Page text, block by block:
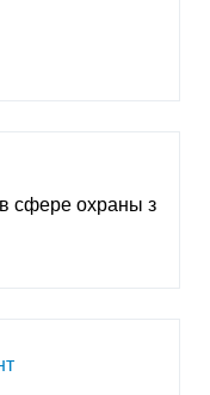
сфере охраны з